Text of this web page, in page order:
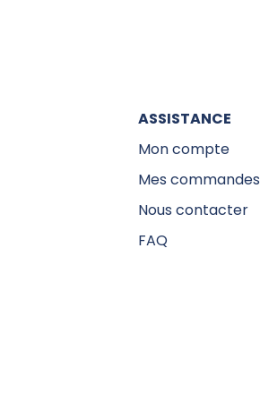
ASSISTANCE
Mon compte
Mes commandes
Nous contacter
FAQ